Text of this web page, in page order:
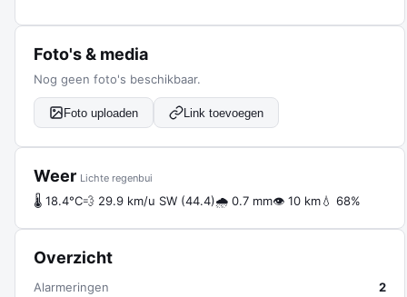
Foto's & media
Nog geen foto's beschikbaar.
Foto uploaden Link toevoegen
Weer Lichte regenbui
🌡 18.4°C💨 29.9 km/u SW (44.4)🌧 0.7 mm👁 10 km💧 68%
Overzicht
Alarmeringen
2